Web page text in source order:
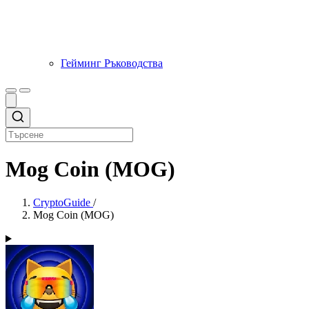
Гейминг Ръководства
Mog Coin (MOG)
CryptoGuide /
Mog Coin (MOG)